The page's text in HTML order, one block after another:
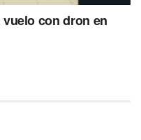
con dron en